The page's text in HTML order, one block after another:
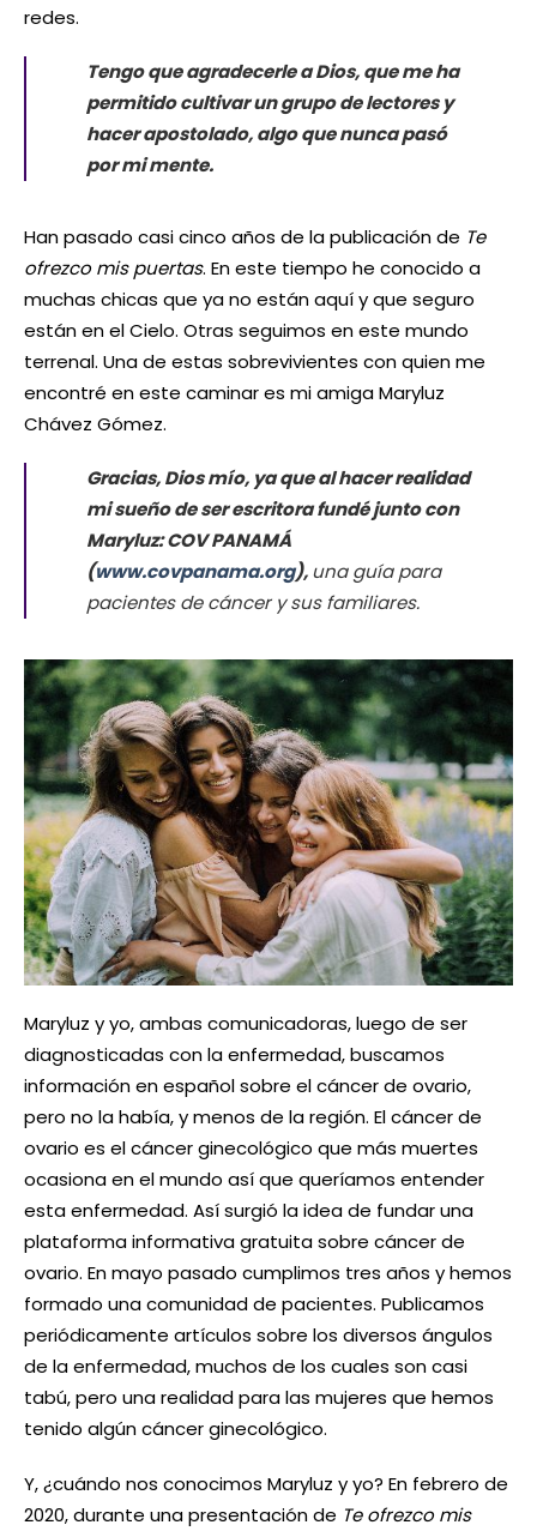
redes.
Tengo que agradecerle a Dios, que me ha
permitido cultivar un grupo de lectores y
hacer apostolado, algo que nunca pasó
por mi mente.
Han pasado casi cinco años de la publicación de Te
ofrezco mis puertas. En este tiempo he conocido a
muchas chicas que ya no están aquí y que seguro
están en el Cielo. Otras seguimos en este mundo
terrenal. Una de estas sobrevivientes con quien me
encontré en este caminar es mi amiga Maryluz
Chávez Gómez.
Gracias, Dios mío, ya que al hacer realidad
mi sueño de ser escritora fundé junto con
Maryluz: COV PANAMÁ
(www.covpanama.org),una guía para
pacientes de cáncer y sus familiares.
Maryluz y yo, ambas comunicadoras, luego de ser
diagnosticadas con la enfermedad, buscamos
información en español sobre el cáncer de ovario,
pero no la había, y menos de la región. El cáncer de
ovario es el cáncer ginecológico que más muertes
ocasiona en el mundo así que queríamos entender
esta enfermedad. Así surgió la idea de fundar una
plataforma informativa gratuita sobre cáncer de
ovario. En mayo pasado cumplimos tres años y hemos
formado una comunidad de pacientes. Publicamos
periódicamente artículos sobre los diversos ángulos
de la enfermedad, muchos de los cuales son casi
tabú, pero una realidad para las mujeres que hemos
tenido algún cáncer ginecológico.
Y, ¿cuándo nos conocimos Maryluz y yo? En febrero de
2020, durante una presentación de Te ofrezco mis